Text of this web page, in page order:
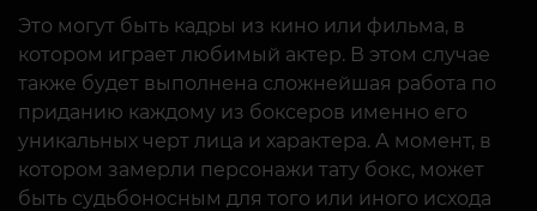
Это могут быть кадры из кино или фильма, в
котором играет любимый актер. В этом случае
также будет выполнена сложнейшая работа по
приданию каждому из боксеров именно его
уникальных черт лица и характера. А момент, в
котором замерли персонажи тату бокс, может
быть судьбоносным для того или иного исхода